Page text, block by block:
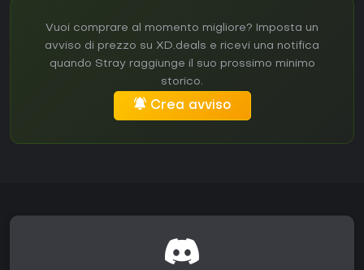
Vuoi comprare al momento migliore? Imposta un
avviso di prezzo su XD.deals e ricevi una notifica
quando Stray raggiunge il suo prossimo minimo
storico.
Crea avviso